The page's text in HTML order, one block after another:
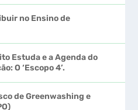
no Ensino de
Estuda e a Agenda do
O ‘Escopo 4’.
de Greenwashing e